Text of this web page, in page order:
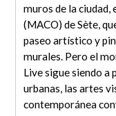
muros de la ciudad,
(MACO) de Sète,
paseo artístico y
murales. Pero el
Live sigue siendo a
urbanas, las artes
contemporánea